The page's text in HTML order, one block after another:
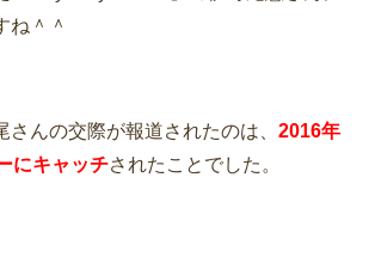
ね＾＾
さんの交際が報道されたのは、 2016年
にキャッチされたことでした。